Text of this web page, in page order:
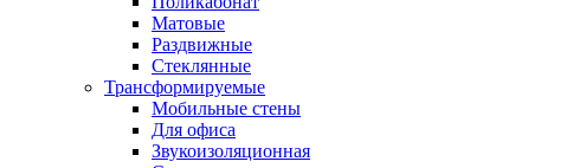
Матовые
Раздвижные
Стеклянные
Трансформируемые
Мобильные стены
Для офиса
Звукоизоляционная